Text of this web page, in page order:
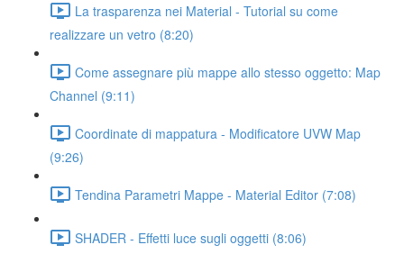
La trasparenza nei Material - Tutorial su come
realizzare un vetro (8:20)
Come assegnare più mappe allo stesso oggetto: Map
Channel (9:11)
Coordinate di mappatura - Modificatore UVW Map
(9:26)
Tendina Parametri Mappe - Material Editor (7:08)
SHADER - Effetti luce sugli oggetti (8:06)